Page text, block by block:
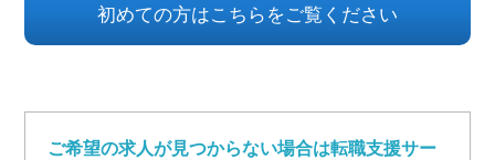
初めての方はこちらをご覧ください
ご希望の求人が見つからない場合は転職支援サー